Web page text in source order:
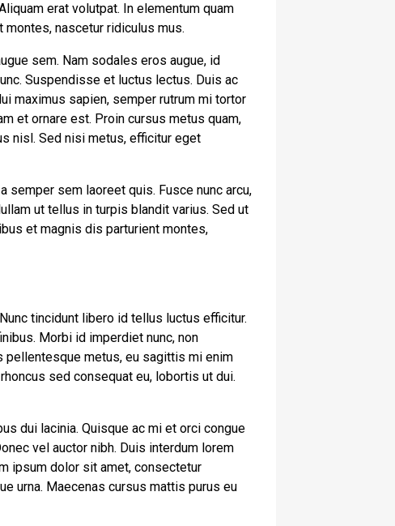
erat volutpat. In elementum quam
montes, nascetur ridiculus mus.
sem. Nam sodales eros augue, id
Suspendisse et luctus lectus. Duis ac
maximus sapien, semper rutrum mi tortor
et ornare est. Proin cursus metus quam,
nisl. Sed nisi metus, efficitur eget
semper sem laoreet quis. Fusce nunc arcu,
ut tellus in turpis blandit varius. Sed ut
et magnis dis parturient montes,
tincidunt libero id tellus luctus efficitur.
Morbi id imperdiet nunc, non
pellentesque metus, eu sagittis mi enim
sed consequat eu, lobortis ut dui.
dui lacinia. Quisque ac mi et orci congue
vel auctor nibh. Duis interdum lorem
ipsum dolor sit amet, consectetur
urna. Maecenas cursus mattis purus eu